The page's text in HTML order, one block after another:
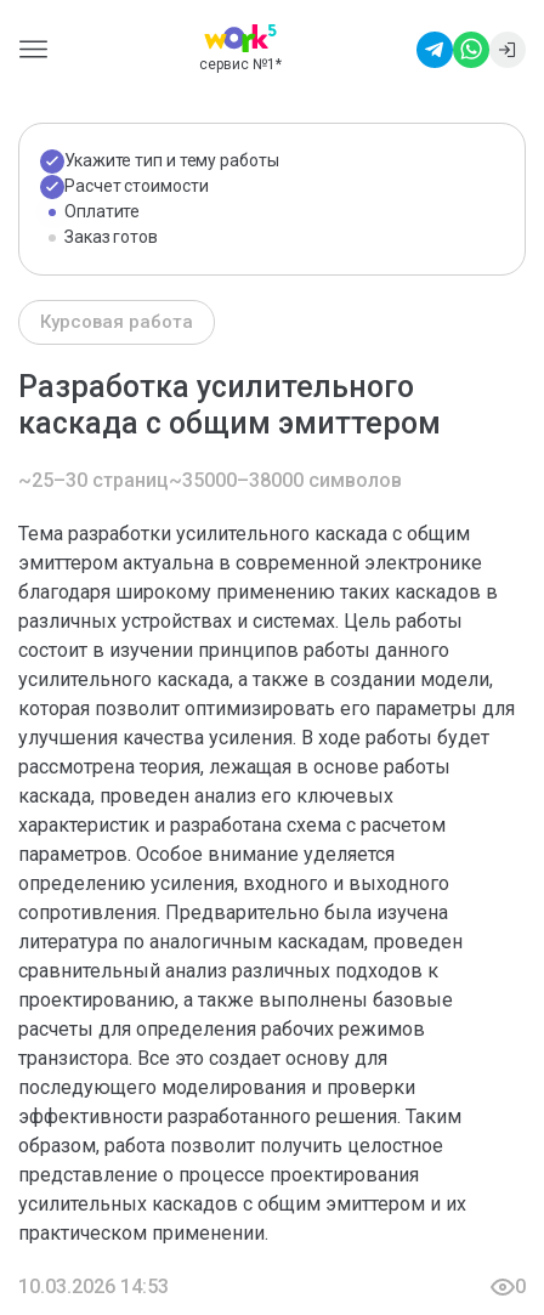
сервис №1 *
Укажите тип и тему работы
Расчет стоимости
Оплатите
Заказ готов
Курсовая работа
Разработка усилительного
каскада с общим эмиттером
~25–30 страниц~35000–38000 символов
Тема разработки усилительного каскада с общим
эмиттером актуальна в современной электронике
благодаря широкому применению таких каскадов в
различных устройствах и системах. Цель работы
состоит в изучении принципов работы данного
усилительного каскада, а также в создании модели,
которая позволит оптимизировать его параметры для
улучшения качества усиления. В ходе работы будет
рассмотрена теория, лежащая в основе работы
каскада, проведен анализ его ключевых
характеристик и разработана схема с расчетом
параметров. Особое внимание уделяется
определению усиления, входного и выходного
сопротивления. Предварительно была изучена
литература по аналогичным каскадам, проведен
сравнительный анализ различных подходов к
проектированию, а также выполнены базовые
расчеты для определения рабочих режимов
транзистора. Все это создает основу для
последующего моделирования и проверки
эффективности разработанного решения. Таким
образом, работа позволит получить целостное
представление о процессе проектирования
усилительных каскадов с общим эмиттером и их
практическом применении.
10.03.2026 14:53 0